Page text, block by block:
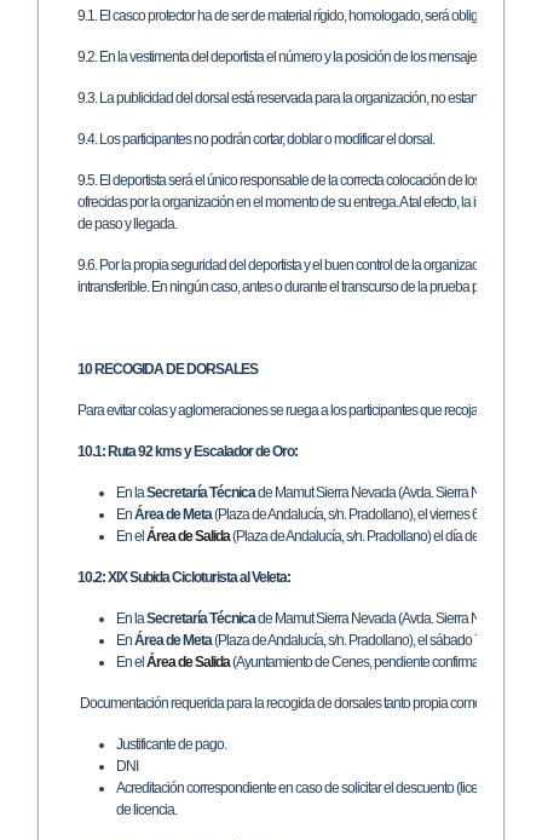
9.1. El casco protector ha de ser de material rígido, homologado, será obligatorio
9.2. En la vestimenta del deportista el número y la posición de los mensajes
9.3. La publicidad del dorsal está reservada para la organización, no estando
9.4. Los participantes no podrán cortar, doblar o modificar el dorsal.
9.5. El deportista será el único responsable de la correcta colocación de los dorsales
ofrecidas por la organización en el momento de su entrega. A tal efecto, la
de paso y llegada.
9.6. Por la propia seguridad del deportista y el buen control de la organizacón, el
intransferible. En ningún caso, antes o durante el transcurso de la prueba podrá ser
10 RECOGIDA DE DORSALES
Para evitar colas y aglomeraciones se ruega a los participantes que recojan su
10.1: Ruta 92 kms y Escalador de Oro:
En laSecretaría Técnicade Mamut Sierra Nevada (Avda. Sierra Nevada
EnÁrea de Meta(Plaza de Andalucía, s/n. Pradollano), el viernes 6 de julio de
En elÁrea de Salida(Plaza de Andalucía, s/n. Pradollano) el día de la prueba
10.2: XIX Subida Cicloturista al Veleta:
En laSecretaría Técnicade Mamut Sierra Nevada (Avda. Sierra Nevada
EnÁrea de Meta(Plaza de Andalucía, s/n. Pradollano), el sábado 7 de julio de
En elÁrea de Salida(Ayuntamiento de Cenes, pendiente confirmación) el
Documentación requerida para la recogida de dorsales tanto propia como en
Justificante de pago.
DNI
Acreditación correspondiente en caso de solicitar el descuento (licencia
de licencia.